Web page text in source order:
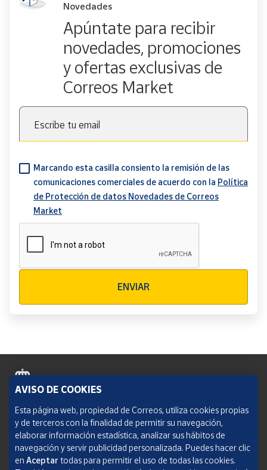
Novedades
Apúntate para recibir
novedades, promociones
y ofertas exclusivas de
Correos Market
Escribe tu email
Marcando esta casilla consiento la remisión de las
comunicaciones comerciales de acuerdo con la Política
de Protección de datos Novedades de Correos
Market
ENVIAR
Política de cookies
Aviso legal
Condiciones del servicio
AVISO DE COOKIES
Esta página web, propiedad de Correos, utiliza cookies propias
y de terceros con la finalidad de permitir su navegación,
elaborar información estadística, analizar sus hábitos de
navegación y servir publicidad personalizada. Puedes hacer clic
en Aceptar todas para permitir el uso de todas las cookies.